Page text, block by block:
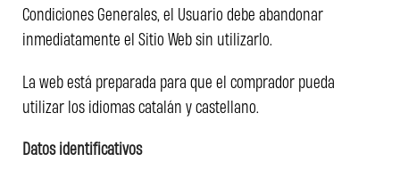
Condiciones Generales, el Usuario debe abandonar
inmediatamente el Sitio Web sin utilizarlo.
La web está preparada para que el comprador pueda
utilizar los idiomas catalán y castellano.
Datos identificativos